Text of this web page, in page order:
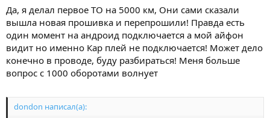
Да, я делал первое ТО на 5000 км, Они сами сказали
вышла новая прошивка и перепрошили! Правда есть
один момент на андроид подключается а мой айфон
видит но именно Кар плей не подключается! Может дело
конечно в проводе, буду разбираться! Меня больше
вопрос с 1000 оборотами волнует
dondon написал(а):